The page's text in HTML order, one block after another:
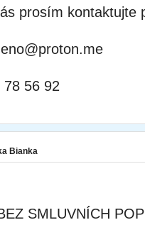
prosím kontaktujte
56 92
Bianka
SMLUVNÍCH